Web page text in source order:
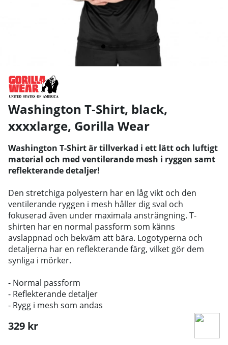
Washington T-Shirt, black,
xxxxlarge, Gorilla Wear
Washington T-Shirt är tillverkad i ett lätt och luftigt
material och med ventilerande mesh i ryggen samt
reflekterande detaljer!
Den stretchiga polyestern har en låg vikt och den
ventilerande ryggen i mesh håller dig sval och
fokuserad även under maximala ansträngning. T-
shirten har en normal passform som känns
avslappnad och bekväm att bära. Logotyperna och
detaljerna har en reflekterande färg, vilket gör dem
synliga i mörker.
- Normal passform
- Reflekterande detaljer
- Rygg i mesh som andas
329 kr